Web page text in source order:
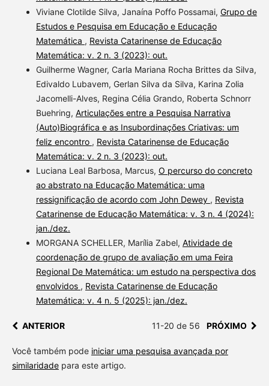
Viviane Clotilde Silva, Janaína Poffo Possamai, Grupo de
Estudos e Pesquisa em Educação e Educação
Matemática , Revista Catarinense de Educação
Matemática: v. 2 n. 3 (2023): out.
Guilherme Wagner, Carla Mariana Rocha Brittes da Silva,
Edivaldo Lubavem, Gerlan Silva da Silva, Karina Zolia
Jacomelli-Alves, Regina Célia Grando, Roberta Schnorr
Buehring, Articulações entre a Pesquisa Narrativa
(Auto)Biográfica e as Insubordinações Criativas: um
feliz encontro , Revista Catarinense de Educação
Matemática: v. 2 n. 3 (2023): out.
Luciana Leal Barbosa, Marcus, O percurso do concreto
ao abstrato na Educação Matemática: uma
ressignificação de acordo com John Dewey , Revista
Catarinense de Educação Matemática: v. 3 n. 4 (2024):
jan./dez.
MORGANA SCHELLER, Marília Zabel, Atividade de
coordenação de grupo de avaliação em uma Feira
Regional De Matemática: um estudo na perspectiva dos
envolvidos , Revista Catarinense de Educação
Matemática: v. 4 n. 5 (2025): jan./dez.
ANTERIOR 11-20 de 56 PRÓXIMO
Você também pode iniciar uma pesquisa avançada por
similaridadepara este artigo.